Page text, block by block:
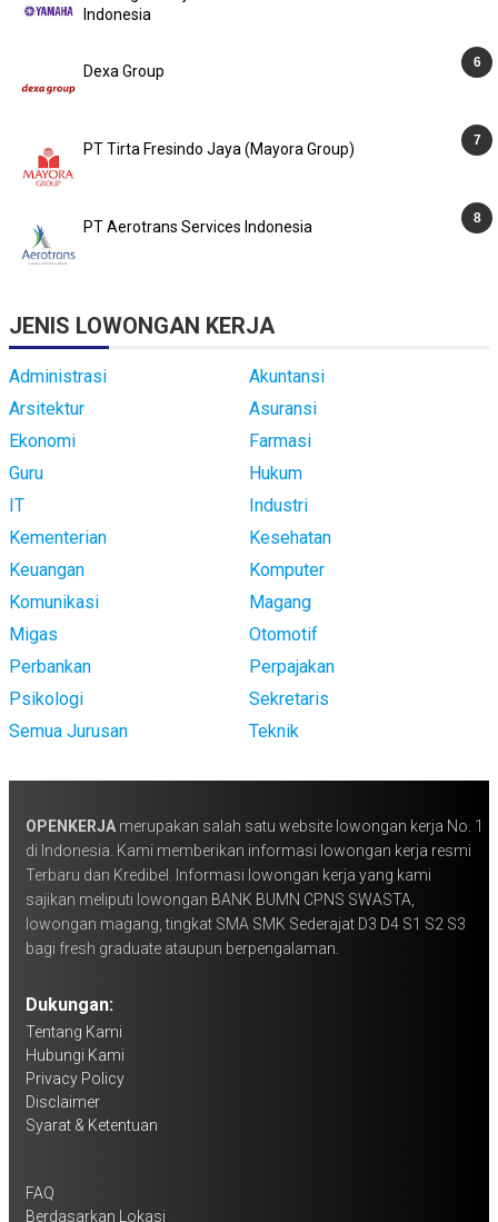
Indonesia
Dexa Group
PT Tirta Fresindo Jaya (Mayora Group)
PT Aerotrans Services Indonesia
JENIS LOWONGAN KERJA
Administrasi
Akuntansi
Arsitektur
Asuransi
Ekonomi
Farmasi
Guru
Hukum
IT
Industri
Kementerian
Kesehatan
Keuangan
Komputer
Komunikasi
Magang
Migas
Otomotif
Perbankan
Perpajakan
Psikologi
Sekretaris
Semua Jurusan
Teknik
OPENKERJA merupakan salah satu website lowongan kerja No. 1
di Indonesia. Kami memberikan informasi lowongan kerja resmi
Terbaru dan Kredibel. Informasi lowongan kerja yang kami
sajikan meliputi lowongan BANK BUMN CPNS SWASTA,
lowongan magang, tingkat SMA SMK Sederajat D3 D4 S1 S2 S3
bagi fresh graduate ataupun berpengalaman.
Dukungan:
Tentang Kami
Hubungi Kami
Privacy Policy
Disclaimer
Syarat & Ketentuan
FAQ
Berdasarkan Lokasi